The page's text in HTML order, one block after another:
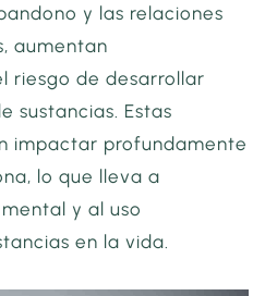
y las relaciones
aumentan
riesgo de desarrollar
sustancias. Estas
impactar profundamente
lo que lleva a
y al uso
en la vida.